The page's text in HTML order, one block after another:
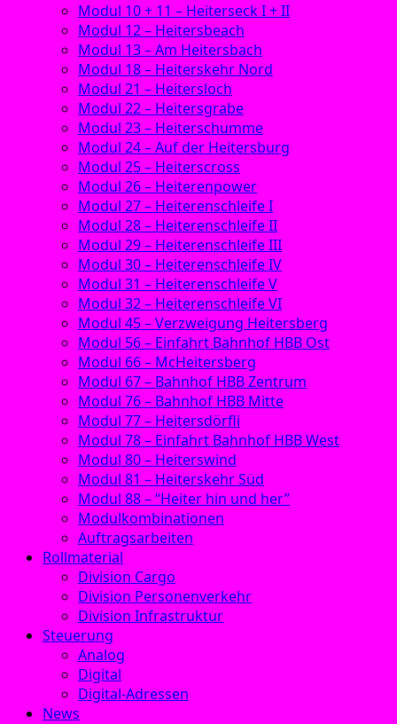
Modul 10 + 11 – Heiterseck I + II
Modul 12 – Heitersbeach
Modul 13 – Am Heitersbach
Modul 18 – Heiterskehr Nord
Modul 21 – Heitersloch
Modul 22 – Heitersgrabe
Modul 23 – Heiterschumme
Modul 24 – Auf der Heitersburg
Modul 25 – Heiterscross
Modul 26 – Heiterenpower
Modul 27 – Heiterenschleife I
Modul 28 – Heiterenschleife II
Modul 29 – Heiterenschleife III
Modul 30 – Heiterenschleife IV
Modul 31 – Heiterenschleife V
Modul 32 – Heiterenschleife VI
Modul 45 – Verzweigung Heitersberg
Modul 56 – Einfahrt Bahnhof HBB Ost
Modul 66 – McHeitersberg
Modul 67 – Bahnhof HBB Zentrum
Modul 76 – Bahnhof HBB Mitte
Modul 77 – Heitersdörfli
Modul 78 – Einfahrt Bahnhof HBB West
Modul 80 – Heiterswind
Modul 81 – Heiterskehr Süd
Modul 88 – “Heiter hin und her”
Modulkombinationen
Auftragsarbeiten
Rollmaterial
Division Cargo
Division Personenverkehr
Division Infrastruktur
Steuerung
Analog
Digital
Digital-Adressen
News